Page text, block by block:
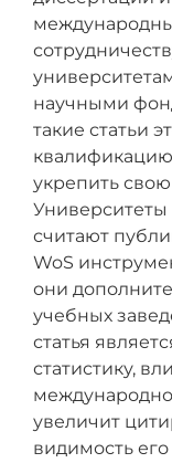
научными
такие статьи
укрепить
Университеты
считают
WoS
они
учебных
статья
статистику,
увеличит
видимость